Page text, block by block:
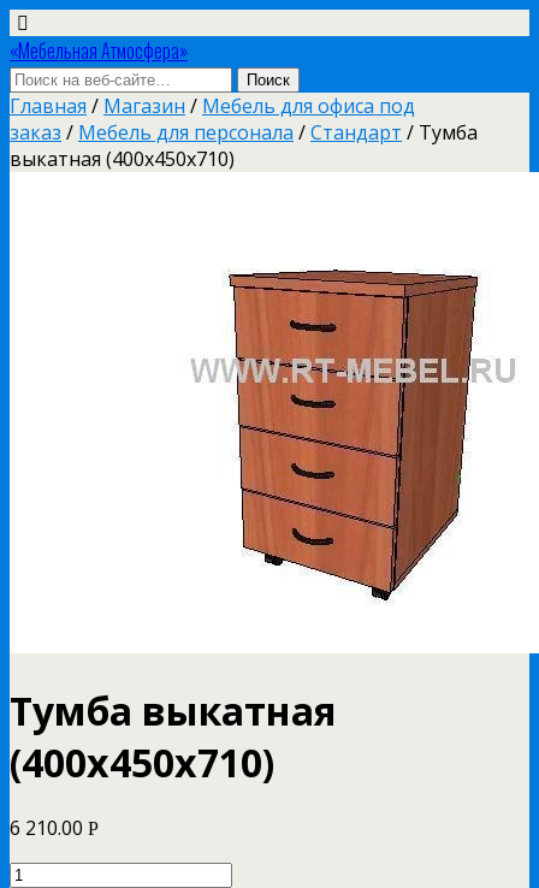
«Мебельная Атмосфера»
Главная / Магазин / Мебель для офиса под
заказ / Мебель для персонала /Стандарт / Тумба
выкатная (400х450х710)
Тумба выкатная
(400х450х710)
6 210.00 Р